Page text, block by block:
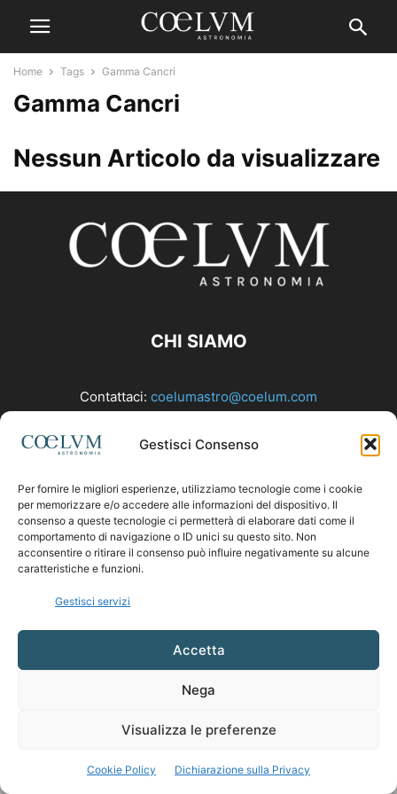
Gestisci Consenso
Per fornire le migliori esperienze, utilizziamo tecnologie come i cookie
per memorizzare e/o accedere alle informazioni del dispositivo. Il
consenso a queste tecnologie ci permetterà di elaborare dati come il
comportamento di navigazione o ID unici su questo sito. Non
acconsentire o ritirare il consenso può influire negativamente su alcune
caratteristiche e funzioni.
Gestisci servizi
Accetta
Nega
Visualizza le preferenze
Cookie Policy Dichiarazione sulla Privacy
Home Tags Gamma Cancri
Gamma Cancri
Nessun Articolo da visualizzare
CHI SIAMO
Contattaci: coelumastro@coelum.com
SEGUICI